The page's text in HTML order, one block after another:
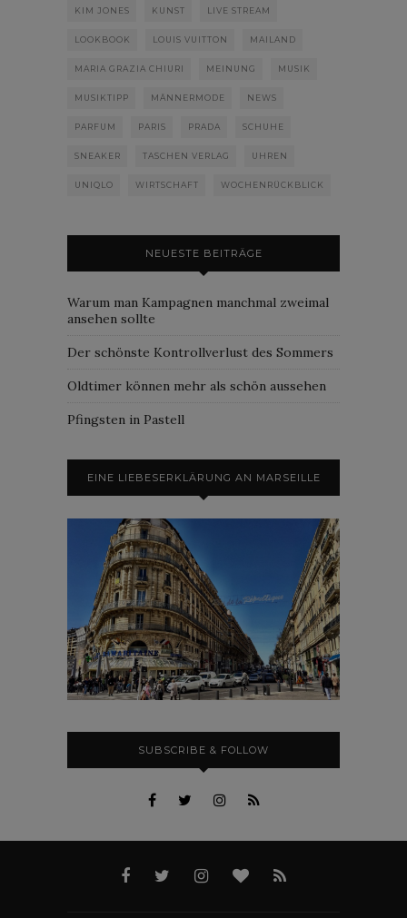
KIM JONES KUNST LIVE STREAM
LOOKBOOK LOUIS VUITTON MAILAND
MARIA GRAZIA CHIURI MEINUNG MUSIK
MUSIKTIPP MÄNNERMODE NEWS
PARFUM PARIS PRADA SCHUHE
SNEAKER TASCHEN VERLAG UHREN
UNIQLO WIRTSCHAFT WOCHENRÜCKBLICK
NEUESTE BEITRÄGE
Warum man Kampagnen manchmal zweimal
ansehen sollte
Der schönste Kontrollverlust des Sommers
Oldtimer können mehr als schön aussehen
Pfingsten in Pastell
EINE LIEBESERKLÄRUNG AN MARSEILLE
SUBSCRIBE & FOLLOW